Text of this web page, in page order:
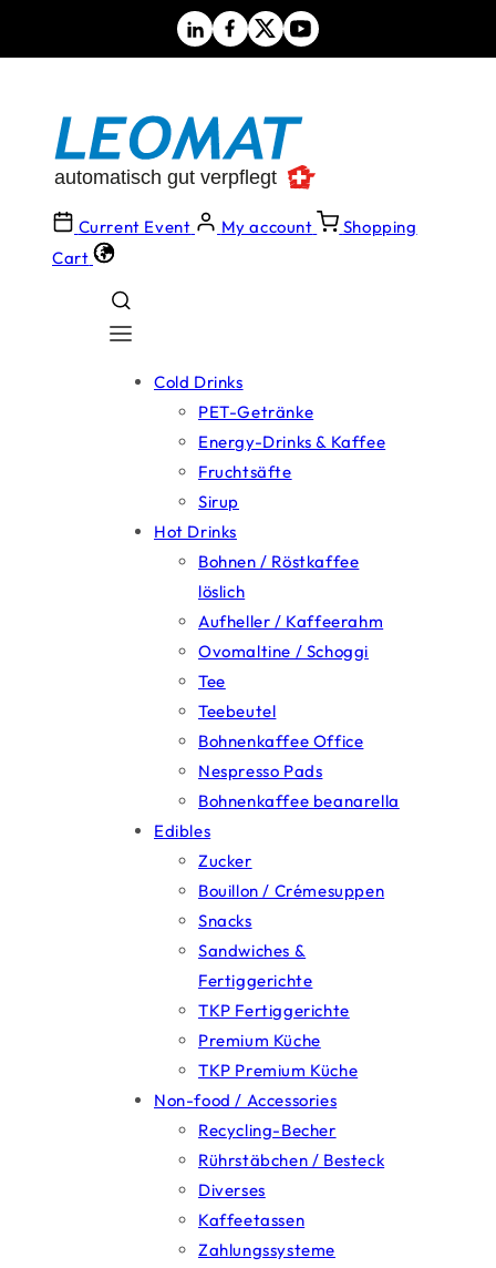
Current Event My account
Shopping
Cart
Cold Drinks
PET-Getränke
Energy-Drinks & Kaffee
Fruchtsäfte
Sirup
Hot Drinks
Bohnen / Röstkaffee
löslich
Aufheller / Kaffeerahm
Ovomaltine / Schoggi
Tee
Teebeutel
Bohnenkaffee Office
Nespresso Pads
Bohnenkaffee beanarella
Edibles
Zucker
Bouillon / Crémesuppen
Snacks
Sandwiches &
Fertiggerichte
TKP Fertiggerichte
Premium Küche
TKP Premium Küche
Non-food / Accessories
Recycling-Becher
Rührstäbchen / Besteck
Diverses
Kaffeetassen
Zahlungssysteme
Open a customer account
enjoy many benefits
Erstellen Sie Ihr Kundenkonto und profitieren Sie